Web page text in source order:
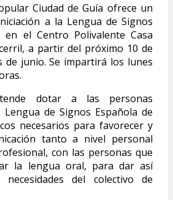
Ciudad de Guía ofrece un
a la Lengua de Signos
el Centro Polivalente Casa
a partir del próximo 10 de
de junio. Se impartirá los lunes
dotar a las personas
de Signos Española de
necesarios para favorecer y
tanto a nivel personal
con las personas que
la lengua oral, para dar así
del colectivo de